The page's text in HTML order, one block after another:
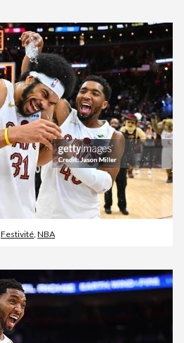
Festivité NBA